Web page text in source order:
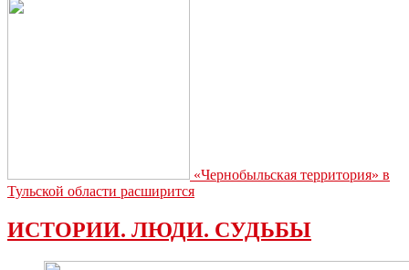
«Чернобыльская территория» в
Тульской области расширится
ИСТОРИИ. ЛЮДИ. СУДЬБЫ